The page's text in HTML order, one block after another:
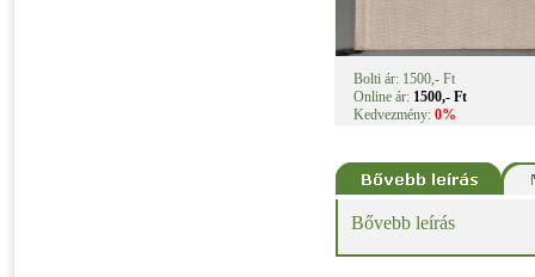
Bolti ár: 1500,- Ft
Online ár: 1500,- Ft
Kedvezmény: 0%
Bővebb leírás